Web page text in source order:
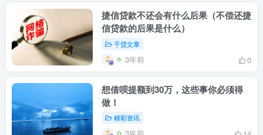
捷信贷款不还会有什么后果（不偿还捷
信贷款的后果是什么）
干贷文章
3年前 0
想借呗提额到30万，这些事你必须得
做！
精彩资讯